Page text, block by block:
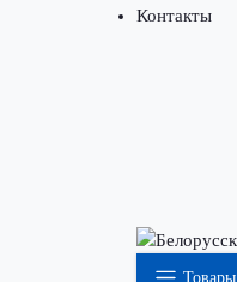
Контакты
Товары